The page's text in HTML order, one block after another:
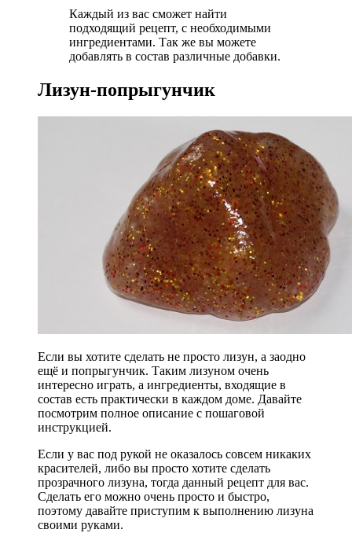
Каждый из вас сможет найти
подходящий рецепт, с необходимыми
ингредиентами. Так же вы можете
добавлять в состав различные добавки.
Лизун-попрыгунчик
Если вы хотите сделать не просто лизун, а заодно
ещё и попрыгунчик. Таким лизуном очень
интересно играть, а ингредиенты, входящие в
состав есть практически в каждом доме. Давайте
посмотрим полное описание с пошаговой
инструкцией.
Если у вас под рукой не оказалось совсем никаких
красителей, либо вы просто хотите сделать
прозрачного лизуна, тогда данный рецепт для вас.
Сделать его можно очень просто и быстро,
поэтому давайте приступим к выполнению лизуна
своими руками.